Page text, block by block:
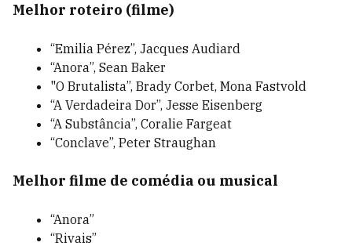
Melhor roteiro (filme)
“Emilia Pérez”, Jacques Audiard
“Anora”, Sean Baker
"O Brutalista”, Brady Corbet, Mona Fastvold
“A Verdadeira Dor”, Jesse Eisenberg
“A Substância”, Coralie Fargeat
“Conclave”, Peter Straughan
Melhor filme de comédia ou musical
“Anora”
“Rivais”